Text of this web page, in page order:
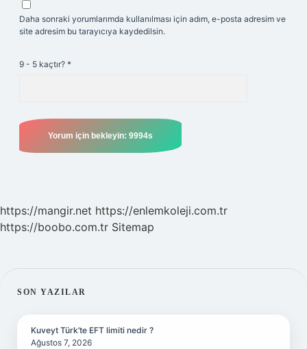
Daha sonraki yorumlarımda kullanılması için adım, e-posta adresim ve
site adresim bu tarayıcıya kaydedilsin.
9 - 5 kaçtır? *
https://mangir.net https://enlemkoleji.com.tr
https://boobo.com.tr Sitemap
SIDEBAR
SON YAZILAR
Kuveyt Türk’te EFT limiti nedir ?
Ağustos 7, 2026